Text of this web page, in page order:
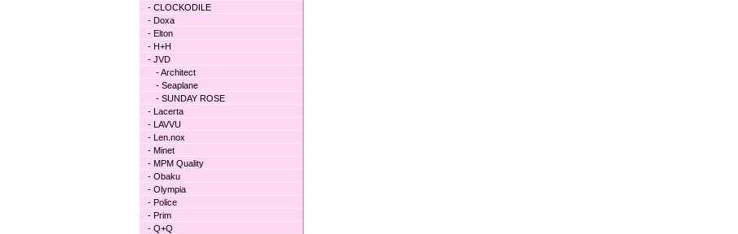
- CLOCKODILE
- Doxa
- Elton
- H+H
- JVD
- Architect
- Seaplane
- SUNDAY ROSE
- Lacerta
- LAVVU
- Len.nox
- Minet
- MPM Quality
- Obaku
- Olympia
- Police
- Prim
- Q+Q